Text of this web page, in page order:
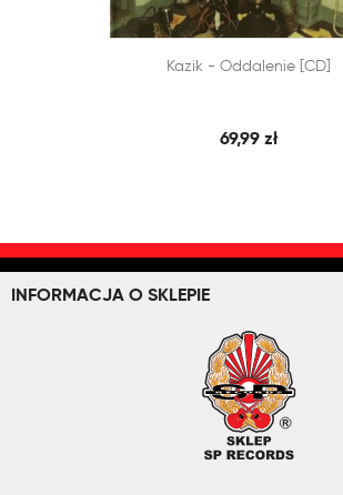
DODAJ DO KOSZYKA
 SZYBKI
Kazik - Oddalenie [CD]
69,99 zł
INFORMACJA O SKLEPIE